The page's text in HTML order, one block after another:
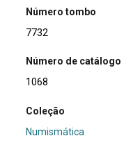
Número tombo
7732
Número de catálogo
1068
Coleção
Numismática